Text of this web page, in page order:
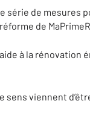
série de mesures
de
à la rénovation
sens viennent